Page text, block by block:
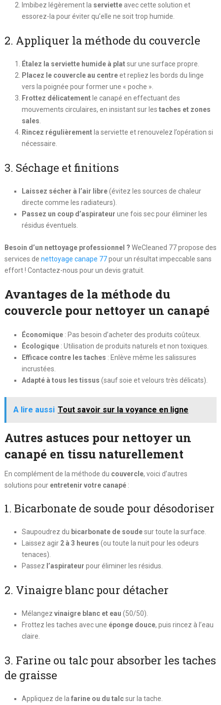
Imbibez légèrement la servietteavec cette solution et
essorez-la pour éviter qu’elle ne soit trop humide.
2. Appliquer la méthode du couvercle
Étalez la serviette humide à platsur une surface propre.
Placez le couvercle au centreet repliez les bords du linge
vers la poignée pour former une « poche ».
Frottez délicatementle canapé en effectuant des
mouvements circulaires, en insistant sur les taches et zones
sales
Rincez régulièrementla serviette et renouvelez l’opération si
nécessaire.
3. Séchage et finitions
Laissez sécher à l’air libre(évitez les sources de chaleur
directe comme les radiateurs).
Passez un coup d’aspirateur une fois sec pour éliminer les
résidus éventuels.
Besoin d’un nettoyage professionnel ? WeCleaned 77 propose des
services de nettoyage canape 77pour un résultat impeccable sans
effort ! Contactez-nous pour un devis gratuit.
Avantages de la méthode du
couvercle pour nettoyer un canapé
Économique: Pas besoin d’acheter des produits coûteux.
Écologique: Utilisation de produits naturels et non toxiques.
Efficace contre les taches : Enlève même les salissures
incrustées.
Adapté à tous les tissus (sauf soie et velours très délicats).
A lire aussi Tout savoir sur la voyance en ligne
Autres astuces pour nettoyer un
canapé en tissu naturellement
En complément de la méthode du couvercle, voici d’autres
solutions pour entretenir votre canapé:
1. Bicarbonate de soude pour désodoriser
Saupoudrez du bicarbonate de soudesur toute la surface.
Laissez agir 2 à 3 heures (ou toute la nuit pour les odeurs
tenaces).
Passez l’aspirateur pour éliminer les résidus.
2. Vinaigre blanc pour détacher
Mélangez vinaigre blanc et eau (50/50).
Frottez les taches avec une éponge douce, puis rincez à l’eau
claire.
3. Farine ou talc pour absorber les taches
de graisse
Appliquez de la farine ou du talcsur la tache.